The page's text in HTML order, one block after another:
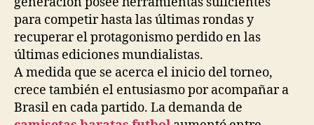
para competir hasta las últimas rondas y
recuperar el protagonismo perdido en las
últimas ediciones mundialistas.
A medida que se acerca el inicio del torneo,
crece también el entusiasmo por acompañar a
Brasil en cada partido. La demanda de